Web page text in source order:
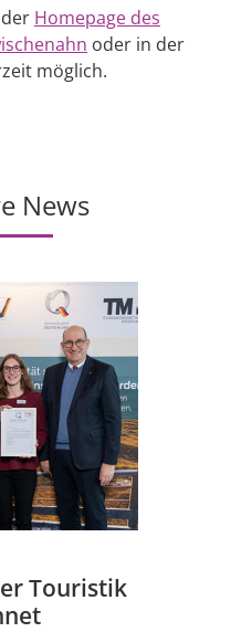
Homepage des
oder in der
möglich.
News
Touristik